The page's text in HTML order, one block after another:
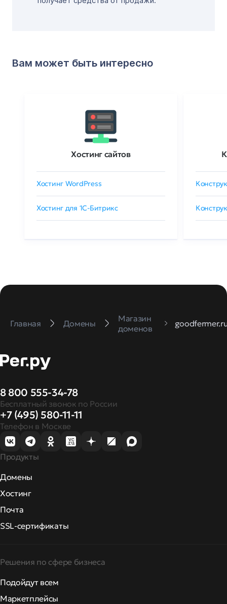
Вам может быть интересно
Хостинг сайтов
Хостинг WordPress
Хостинг для 1C-Битрикс
Главная Домены
Магазин
доменов
8 800 555-34-78
Бесплатный звонок по России
+7 (495) 580-11-11
Телефон в Москве
Продукты
Домены
Хостинг
Почта
SSL-сертификаты
Решения по сфере бизнеса
Подойдут всем
Маркетплейсы